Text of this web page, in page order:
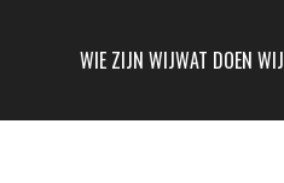
WIE ZIJN WIJWAT DOEN WIJ